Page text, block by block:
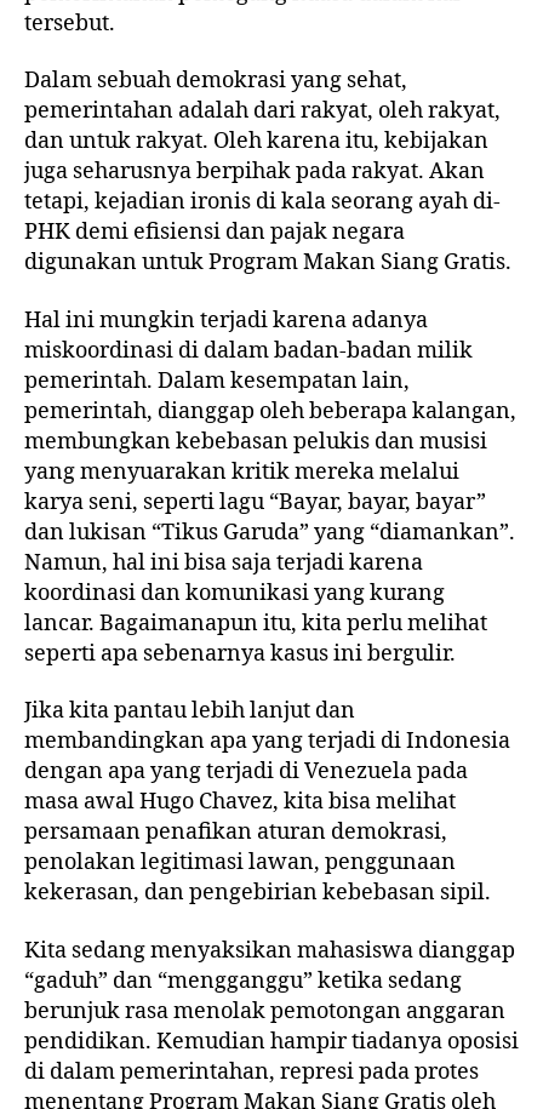
tersebut.
Dalam sebuah demokrasi yang sehat,
pemerintahan adalah dari rakyat, oleh rakyat,
dan untuk rakyat. Oleh karena itu, kebijakan
juga seharusnya berpihak pada rakyat. Akan
tetapi, kejadian ironis di kala seorang ayah di-
PHK demi efisiensi dan pajak negara
digunakan untuk Program Makan Siang Gratis.
Hal ini mungkin terjadi karena adanya
miskoordinasi di dalam badan-badan milik
pemerintah. Dalam kesempatan lain,
pemerintah, dianggap oleh beberapa kalangan,
membungkan kebebasan pelukis dan musisi
yang menyuarakan kritik mereka melalui
karya seni, seperti lagu “Bayar, bayar, bayar”
dan lukisan “Tikus Garuda” yang “diamankan”.
Namun, hal ini bisa saja terjadi karena
koordinasi dan komunikasi yang kurang
lancar. Bagaimanapun itu, kita perlu melihat
seperti apa sebenarnya kasus ini bergulir.
Jika kita pantau lebih lanjut dan
membandingkan apa yang terjadi di Indonesia
dengan apa yang terjadi di Venezuela pada
masa awal Hugo Chavez, kita bisa melihat
persamaan penafikan aturan demokrasi,
penolakan legitimasi lawan, penggunaan
kekerasan, dan pengebirian kebebasan sipil.
Kita sedang menyaksikan mahasiswa dianggap
“gaduh” dan “mengganggu” ketika sedang
berunjuk rasa menolak pemotongan anggaran
pendidikan. Kemudian hampir tiadanya oposisi
di dalam pemerintahan, represi pada protes
menentang Program Makan Siang Gratis oleh